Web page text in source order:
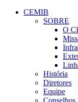
Conteúdo principal
CEMIB
SOBRE
O
História
Diretores
Equipe
Conselhos